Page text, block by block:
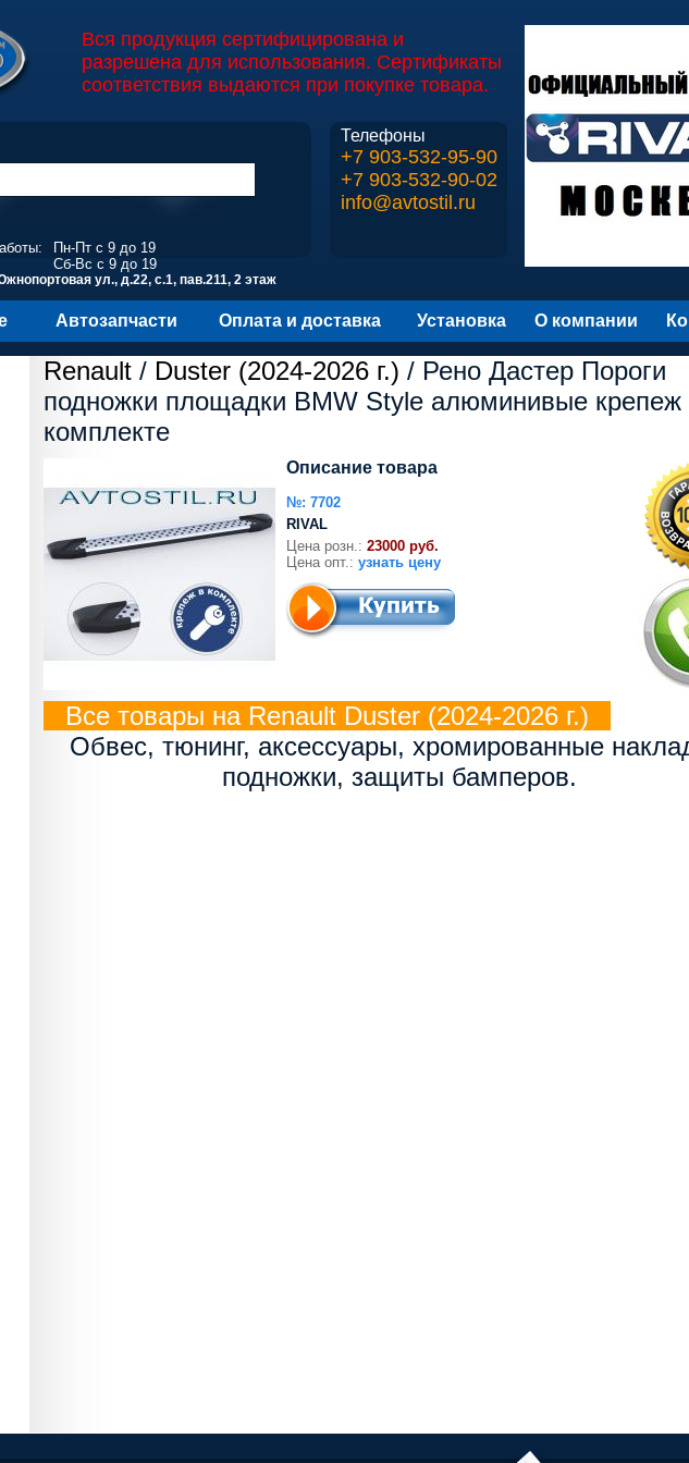
Вся продукция сертифицирована и
разрешена для использования. Сертификаты
соответствия выдаются при покупке товара.
Телефоны
+7 903-532-95-90
+7 903-532-90-02
info@avtostil.ru
Пн-Пт с 9 до 19
Сб-Вс с 9 до 19
ул., д.22, с.1, пав.211, 2 этаж
Автозапчасти Оплата и доставка Установка О компании
Renault / Duster (2024-2026 г.) / Рено Дастер Пороги
подножки площадки BMW Style алюминивые крепеж
комплекте
Описание товара
№: 7702
RIVAL
Цена розн.: 23000 руб.
Цена опт.: узнать цену
Все товары на Renault Duster (2024-2026 г.)
Обвес, тюнинг, аксессуары, хромированные
подножки, защиты бамперов.